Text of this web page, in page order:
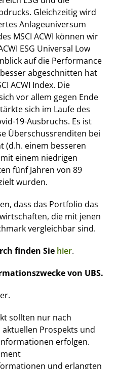
Gleichzeitig wird
Anlageuniversum
MSCI ACWI können wir
ESG Universal Low
auf die Performance
abgeschnitten hat
ACWI Index. Die
vor allem gegen Ende
sich im Laufe des
19-Ausbruchs. Es ist
Überschussrenditen bei
(d.h. einem besseren
einem niedrigen
fünf Jahren von 89
wurden.
dass das Portfolio das
die mit jenen
vergleichbar sind.
finden Sie hier.
von UBS.
sollten nur nach
Prospekts und
erfolgen.
und erlangten